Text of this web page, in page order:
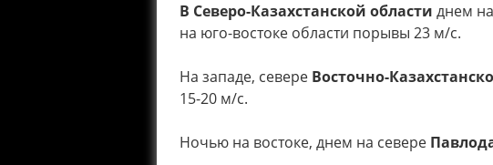
В Северо-Казахстанской области днем
на юго-востоке области порывы 23 м/с.
На западе, севере Восточно-
15-20 м/с.
Ночью на востоке, днем на севере